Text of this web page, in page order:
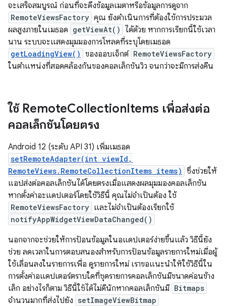
จะเสร็จสมบูรณ์ ก่อนที่จะดึงข้อมูลเมตาหรือข้อมูลการดูจาก
RemoteViewsFactory คุณ ยังดำเนินการที่ต้องใช้การประมวล
ผลสูงภายในเมธอด getViewAt()
ได้ด้วย หากการเรียกนี้ใช้เวลา
นาน ระบบจะแสดงมุมมองการโหลดที่ระบุโดยเมธอด
getLoadingView() ของออบเจ็กต์ RemoteViewsFactory
ในตำแหน่งที่สอดคล้องกันของคอลเล็กชันวิว จนกว่าจะมีการส่งคืน
ใช้ RemoteCollectionItems เพื่อส่งต่อ
คอลเล็กชันโดยตรง
Android 12 (ระดับ API 31) เพิ่มเมธอด
setRemoteAdapter(int viewId,
RemoteViews.RemoteCollectionItems items) ซึ่งช่วยให้
แอปส่งต่อคอลเล็กชันได้โดยตรงเมื่อแสดงผลมุมมองคอลเล็กชัน
หากตั้งค่าอะแดปเตอร์โดยใช้วิธีนี้ คุณไม่จำเป็นต้อง ใช้
RemoteViewsFactory และไม่จำเป็นต้องเรียกใช้
notifyAppWidgetViewDataChanged()
นอกจากจะช่วยให้การป้อนข้อมูลในอแดปเตอร์ง่ายขึ้นแล้ว วิธีนี้ยัง
ช่วย ลดเวลาในการตอบสนองสำหรับการป้อนข้อมูลรายการใหม่เมื่อผู้
ใช้เลื่อนลงในรายการเพื่อ ดูรายการใหม่ เราขอแนะนำให้ใช้วิธีนี้ใน
การตั้งค่าอแดปเตอร์ตราบใดที่ชุดรายการคอลเล็กชันมีขนาดค่อนข้าง
เล็ก อย่างไรก็ตาม วิธีนี้ใช้ได้ไม่ดีนักหากคอลเล็กชันมี Bitmaps
จำนวนมากที่ส่งไปยัง setImageViewBitmap